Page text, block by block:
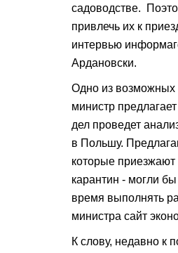
садоводстве.
привлечь их к
интервью
Ардановски.
Одно из возможных
министр
дел проведет
в Польшу.
которые приезжают
карантин - могли
время выполнять
министра сайт
К слову, недавно к